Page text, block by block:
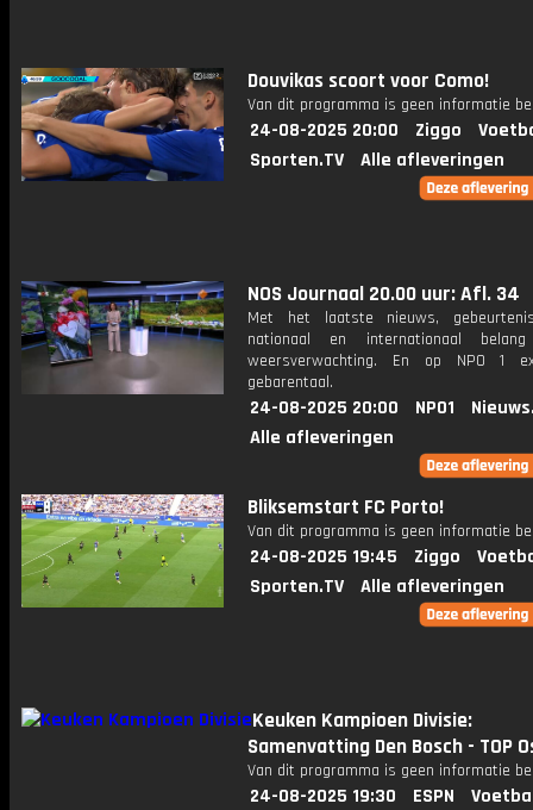
Douvikas scoort voor Como!
Van dit programma is geen informatie
24-08-2025 20:00 Ziggo
Sporten.TV
Alle afleveringen
NOS Journaal 20.00 uur: Afl. 34
Met het laatste nieuws,
nationaal en internationaal
weersverwachting. En op NPO 1
gebarentaal.
24-08-2025 20:00 NPO1
Alle afleveringen
Bliksemstart FC Porto!
Van dit programma is geen informatie
24-08-2025 19:45 Ziggo
Sporten.TV
Alle afleveringen
Keuken Kampioen Divisie:
Samenvatting Den Bosch - TOP
Van dit programma is geen informatie
24-08-2025 19:30 ESPN